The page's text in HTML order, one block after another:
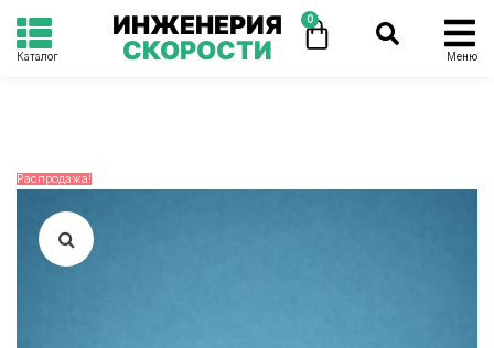
Каталог
ИНЖЕНЕРИЯ
СКОРОСТИ
0
Меню
Распродажа!